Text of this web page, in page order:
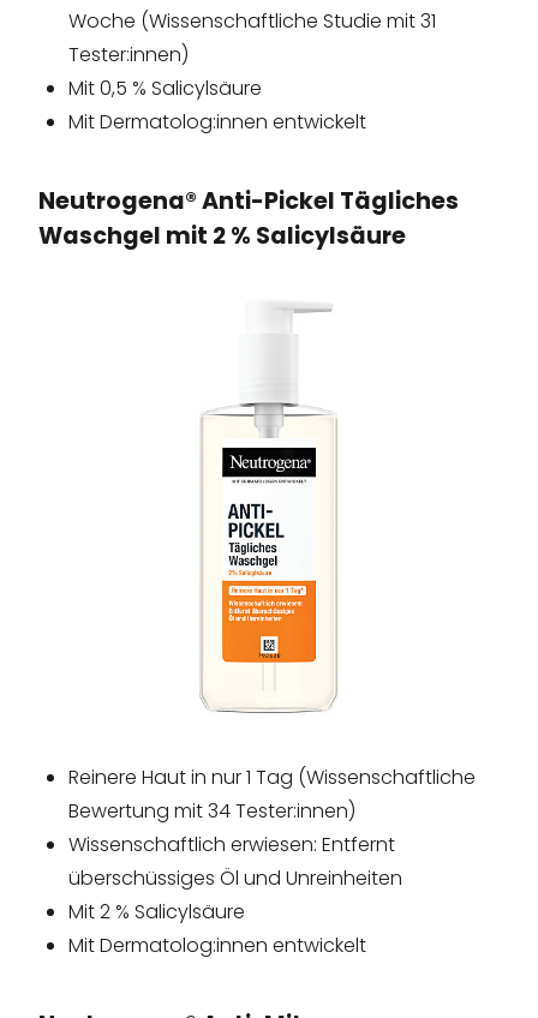
Woche (Wissenschaftliche Studie mit 31
Tester:innen)
Mit 0,5 % Salicylsäure
Mit Dermatolog:innen entwickelt
Neutrogena® Anti-Pickel Tägliches
Waschgel mit 2 % Salicylsäure
Reinere Haut in nur 1 Tag (Wissenschaftliche
Bewertung mit 34 Tester:innen)
Wissenschaftlich erwiesen: Entfernt
überschüssiges Öl und Unreinheiten
Mit 2 % Salicylsäure
Mit Dermatolog:innen entwickelt